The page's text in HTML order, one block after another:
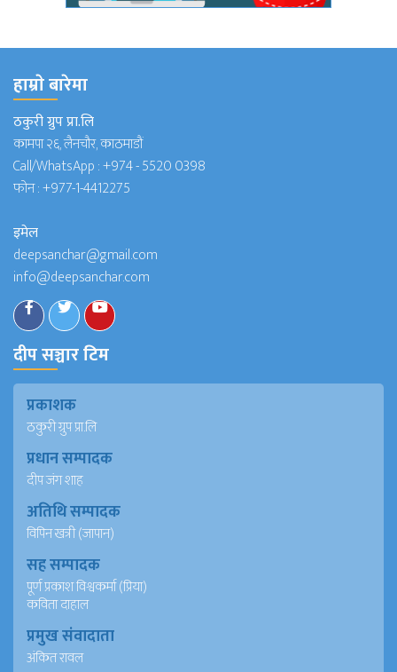
हाम्राे बारेमा
ठकुरी ग्रुप प्रा.लि
कामपा २६, लैनचौर, काठमाडौं
Call/WhatsApp :+974 - 5520 0398
फोन :+977-1-4412275
इमेल
deepsanchar@gmail.com
info@deepsanchar.com
दीप सञ्चार टिम
प्रकाशक
ठकुरी ग्रुप प्रा.लि
प्रधान सम्पादक
दीप जंग शाह
अतिथि सम्पादक
विपिन खत्री (जापान)
सह सम्पादक
पूर्ण प्रकाश विश्वकर्मा (प्रिया)
कविता दाहाल
प्रमुख संवादाता
अंकित रावल